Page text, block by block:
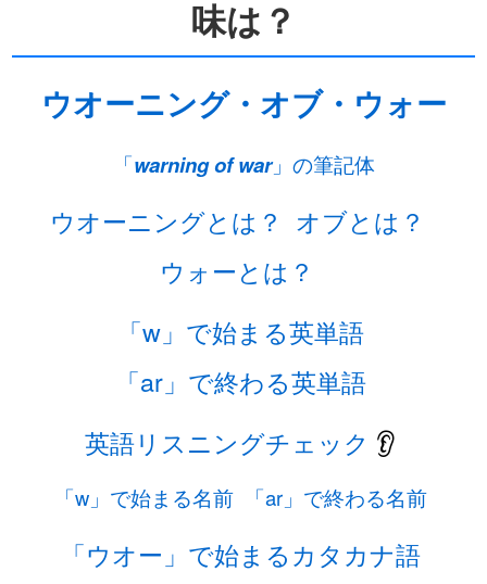
味は？
ウオーニング・オブ・ウォー
「warning of war」の筆記体
ウオーニングとは？ オブとは？
ウォーとは？
「w」で始まる英単語
「ar」で終わる英単語
英語リスニングチェック 👂
「w」で始まる名前 「ar」で終わる名前
「ウオー」で始まるカタカナ語